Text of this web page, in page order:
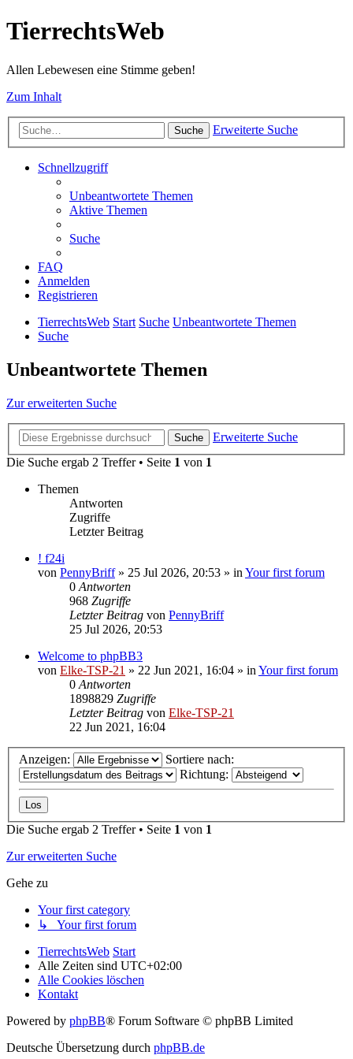
TierrechtsWeb
Allen Lebewesen eine Stimme geben!
Zum Inhalt
Suche Erweiterte Suche
Schnellzugriff
Unbeantwortete Themen
Aktive Themen
Suche
FAQ
Anmelden
Registrieren
TierrechtsWeb Start Suche Unbeantwortete Themen
Suche
Unbeantwortete Themen
Zur erweiterten Suche
Suche
Erweiterte Suche
Die Suche ergab 2 Treffer • Seite 1 von 1
Themen
Antworten
Zugriffe
Letzter Beitrag
! f24i
von PennyBriff» 25 Jul 2026, 20:53 » in Your first forum
0 Antworten
968 Zugriffe
Letzter Beitrag von PennyBriff
25 Jul 2026, 20:53
Welcome to phpBB3
von Elke-TSP-21 » 22 Jun 2021, 16:04 » in Your first forum
0 Antworten
1898829 Zugriffe
Letzter Beitrag von Elke-TSP-21
22 Jun 2021, 16:04
Anzeigen:
Sortiere nach:
Richtung:
Die Suche ergab 2 Treffer • Seite 1 von 1
Zur erweiterten Suche
Gehe zu
Your first category
↳ Your first forum
TierrechtsWeb Start
Alle Zeiten sind UTC+02:00
Alle Cookies löschen
Kontakt
Powered by phpBB® Forum Software © phpBB Limited
Deutsche Übersetzung durch phpBB.de